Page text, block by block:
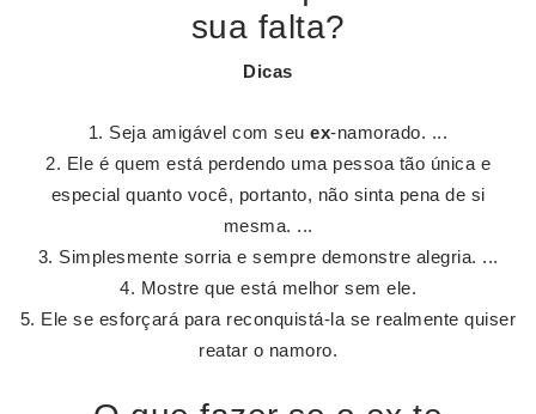
sua falta?
Dicas
Seja amigável com seuex-namorado. ...
Ele é quem está perdendo uma pessoa tão única e
especial quanto você, portanto, não sinta pena de si
mesma. ...
Simplesmente sorria e sempre demonstre alegria. ...
Mostre que está melhor sem ele.
Ele se esforçará para reconquistá-la se realmente quiser
reatar o namoro.